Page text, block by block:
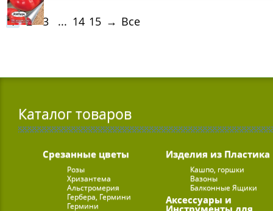
1 2 3 ... 14 15 → Все
Каталог товаров
Срезанные цветы
Розы
Хризантема
Альстромерия
Гербера, Гермини
Гермини
Изделия из Пластика
Кашпо, горшки
Вазоны
Балконные Ящики
Аксессуары и